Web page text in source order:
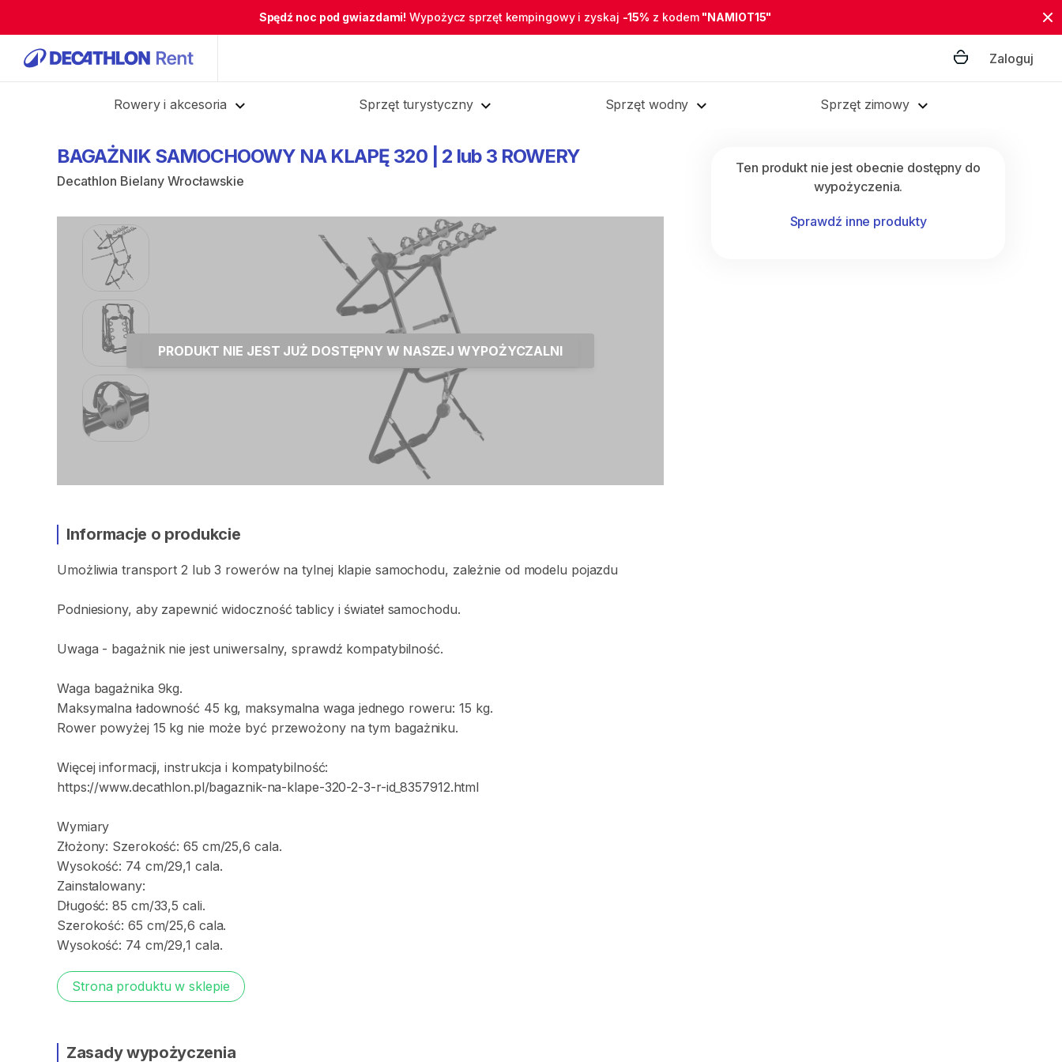
Spędź noc pod gwiazdami! Wypożycz sprzęt kempingowy i zyskaj -15% z kodem "NAMIOT15"
Zaloguj
Rowery i akcesoria Sprzęt turystyczny Sprzęt wodny Sprzęt zimowy
BAGAŻNIK SAMOCHOOWY NA KLAPĘ 320 2 lub 3 ROWERY
Decathlon Bielany Wrocławskie
PRODUKT NIE JEST JUŻ DOSTĘPNY W NASZEJ WYPOŻYCZALNI
Informacje o produkcie
Umożliwia transport 2 lub 3 rowerów na tylnej klapie samochodu​​,​ zależnie od modelu pojazdu
Podniesiony​​,​ aby zapewnić widoczność tablicy i świateł samochodu.
Uwaga - bagażnik nie jest uniwersalny​​,​ sprawdź kompatybilność.
Waga bagażnika 9kg.
Maksymalna ładowność 45 kg​​,​ maksymalna waga jednego roweru: 15 kg.
Rower powyżej 15 kg nie może być przewożony na tym bagażniku.
Więcej informacji​​,​ instrukcja i kompatybilność:
https://www.decathlon.pl/bagaznik-na-klape-320-2-3-r-id_8357912.html
Wymiary
Złożony: Szerokość: 65 cm​/​25​,​6 cala.
Wysokość: 74 cm​/​29​,​1 cala.
Zainstalowany:
Długość: 85 cm​/​33​,​5 cali.
Szerokość: 65 cm​/​25​,​6 cala.
Wysokość: 74 cm​/​29​,​1 cala.
Strona produktu w sklepie
Zasady wypożyczenia
Ten produkt nie jest obecnie dostępny do
wypożyczenia.
Sprawdź inne produkty